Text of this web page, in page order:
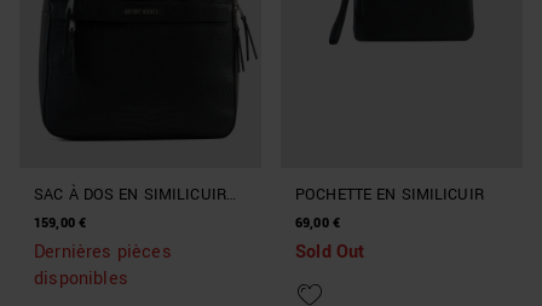
SAC À DOS EN SIMILICUIR
IMPRIMÉ CROCODILE
159,00 €
Dernières pièces
disponibles
POCHETTE EN SIMILICUIR
69,00 €
Sold Out